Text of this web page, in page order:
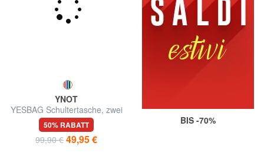
YNOT
YESBAG Schultertasche, zwei
Fächer
50% RABATT
99,90 € 49,95 €
BIS -70%